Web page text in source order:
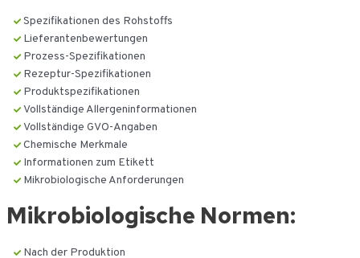
Spezifikationen des Rohstoffs
Lieferantenbewertungen
Prozess-Spezifikationen
Rezeptur-Spezifikationen
Produktspezifikationen
Vollständige Allergeninformationen
Vollständige GVO-Angaben
Chemische Merkmale
Informationen zum Etikett
Mikrobiologische Anforderungen
Mikrobiologische Normen:
Nach der Produktion